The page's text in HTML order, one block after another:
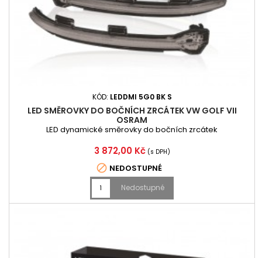
KÓD: LEDDMI 5G0 BK S
LED SMĚROVKY DO BOČNÍCH ZRCÁTEK VW GOLF VII
OSRAM
LED dynamické směrovky do bočních zrcátek
Cena
3 872,00 Kč (s DPH)
 NEDOSTUPNÉ
Nedostupné